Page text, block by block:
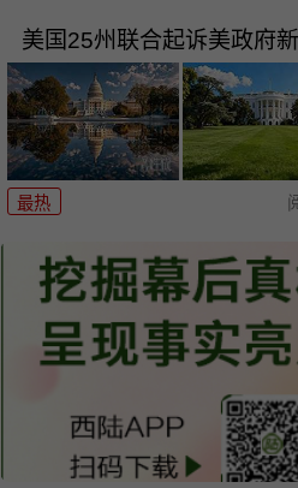
美国25州联合起诉美政府
最热